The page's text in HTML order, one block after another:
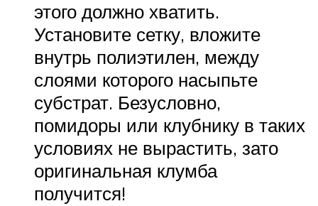
этого должно хватить.
Установите сетку, вложите
внутрь полиэтилен, между
слоями которого насыпьте
субстрат. Безусловно,
помидоры или клубнику в таких
условиях не вырастить, зато
оригинальная клумба
получится!